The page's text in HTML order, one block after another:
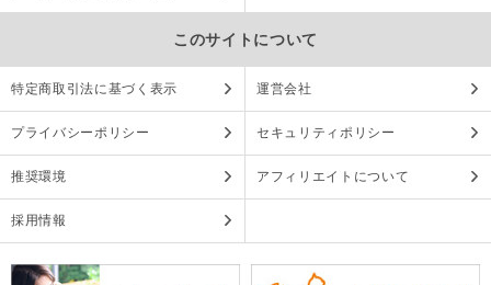
このサイトについて
特定商取引法に基づく表示 運営会社
プライバシーポリシー セキュリティポリシー
推奨環境 アフィリエイトについて
採用情報